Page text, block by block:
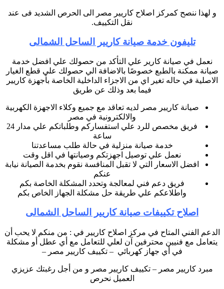
و لهذا ننصح كمركز اصلاح كاريير مصر الى الحرص الشديد فى عند
نقل التكييف.
تليفون خدمة صيانة كاريير الساحل الشمالى
نعمل في صيانة كارير علي التأكد من حصولك علي افضل خدمة
صيانة ممكنة بالطبع خصوصًا بالاضافة الي حصولك علي قطع الغيار
الاصلية في حاله تغير اي من الاجزاء الداخلية الخاصة بأجهزة كاريير
فيما بعد وذلك عن طريق
صيانة كاريير مصر لديه تعاقد مع جميع وكلاء الاجهزة الكهربية
والالكترونية في مصر
فريق مخصص للرد علي استفساركم وطلباتكم علي مدار 24
ساعة
خدمة صيانة منزلية في حالة طلب مساعدتنا
نعمل علي توصيل اجهزتكم وصيانتها في اقل وقت
افضل الاسعار التي لا تقبل المنافسة نقوم بخدمة الصيانة نيابة
عنكم
فريق دعم فني لمعالجة وتحدد المشكلة الخاصة بكم
واطلاعكم علي طريقة حل مشكلة الجهاز الخاص بكم
اصلاح تكييفات صيانة كاريير الساحل الشمالى
الدعم الفني المتاح في مركز اصلاح كاريير في : من منكم لا يحب أن
يتعامل مع فنيين محترفين آن لعلي للتعامل مع أي عطل أو مشكلة
في أي جهاز كهربائي – تكييف كاريير مصر –
مبرد كاريير مصر – تكييف كاريير مصر و من أجل رغبتك عزيزي
العميل نحرص